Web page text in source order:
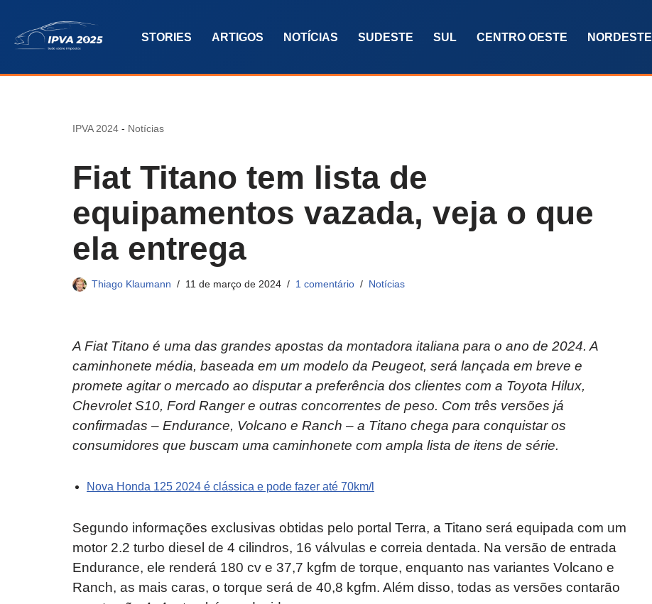
Pular
o
STORIES ARTIGOS NOTÍCIAS SUDESTE SUL CENTRO OESTE NORDESTE
IPVA 2024 - Notícias
Fiat Titano tem lista de
equipamentos vazada, veja o que
ela entrega
Thiago Klaumann 11 de março de 2024 1 comentário Notícias
A Fiat Titano é uma das grandes apostas da montadora italiana para o ano de 2024. A
caminhonete média, baseada em um modelo da Peugeot, será lançada em breve e
promete agitar o mercado ao disputar a preferência dos clientes com a Toyota Hilux,
Chevrolet S10, Ford Ranger e outras concorrentes de peso. Com três versões já
confirmadas – Endurance, Volcano e Ranch – a Titano chega para conquistar os
consumidores que buscam uma caminhonete com ampla lista de itens de série.
Nova Honda 125 2024 é clássica e pode fazer até 70km/l
Segundo informações exclusivas obtidas pelo portal Terra, a Titano será equipada com um
motor 2.2 turbo diesel de 4 cilindros, 16 válvulas e correia dentada. Na versão de entrada
Endurance, ele renderá 180 cv e 37,7 kgfm de torque, enquanto nas variantes Volcano e
Ranch, as mais caras, o torque será de 40,8 kgfm. Além disso, todas as versões contarão